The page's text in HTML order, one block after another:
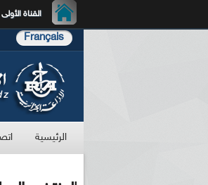
القناة الأولى
Français
الرئيسية